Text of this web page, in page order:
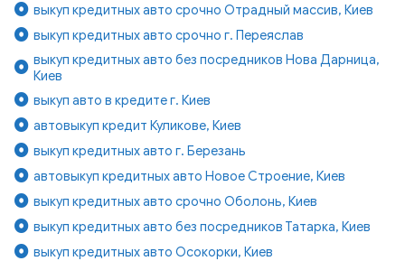
выкуп кредитных авто срочно Отрадный массив, Киев
выкуп кредитных авто срочно г. Переяслав
выкуп кредитных авто без посредников Нова Дарница,
Киев
выкуп авто в кредите г. Киев
автовыкуп кредит Куликове, Киев
выкуп кредитных авто г. Березань
автовыкуп кредитных авто Новое Строение, Киев
выкуп кредитных авто срочно Оболонь, Киев
выкуп кредитных авто без посредников Татарка, Киев
выкуп кредитных авто Осокорки, Киев